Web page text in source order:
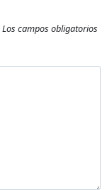
Los campos obligatorios